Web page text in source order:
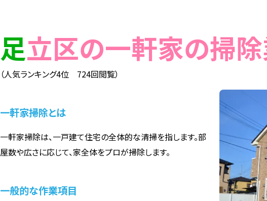
足立区の一軒家の掃
（人気ランキング4位 724回閲覧）
一軒家掃除とは
一軒家掃除は、一戸建て住宅の全体的な清掃を指します。部
屋数や広さに応じて、家全体をプロが掃除します。
一般的な作業項目